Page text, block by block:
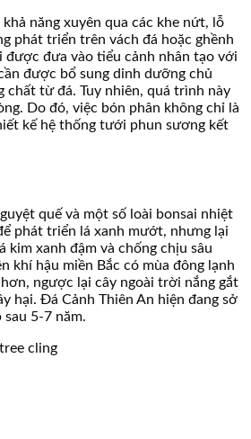
năng xuyên qua các khe nứt, lỗ
phát triển trên vách đá hoặc ghềnh
được đưa vào tiểu cảnh nhân tạo với
được bổ sung dinh dưỡng chủ
chất từ đá. Tuy nhiên, quá trình này
Do đó, việc bón phân không chỉ là
kế hệ thống tưới phun sương kết
quế và một số loài bonsai nhiệt
phát triển lá xanh mướt, nhưng lại
kim xanh đậm và chống chịu sâu
khí hậu miền Bắc có mùa đông lạnh
ngược lại cây ngoài trời nắng gắt
hại. Đá Cảnh Thiên An hiện đang sở
5-7 năm.